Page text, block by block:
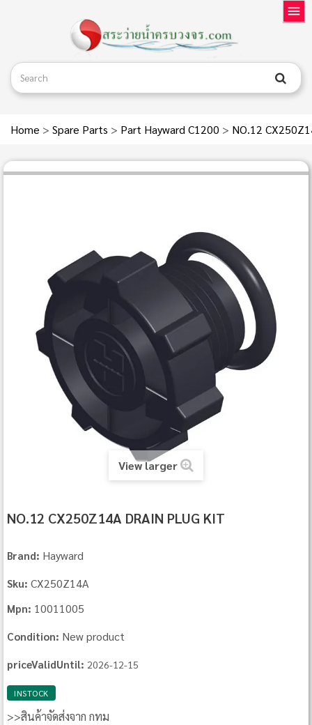
Home > Spare Parts > Part Hayward C1200 > NO.12
View larger
NO.12 CX250Z14A DRAIN PLUG KIT
Brand: Hayward
Sku: CX250Z14A
Mpn: 10011005
Condition: New product
priceValidUntil: 2026-12-15
INSTOCK
>>สินค้าจัดส่งจาก กทม